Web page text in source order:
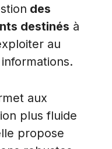
des
destinés à
au
aux
plus fluide
propose